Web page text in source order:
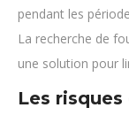
pendant les
La recherche de
une solution pour
Les